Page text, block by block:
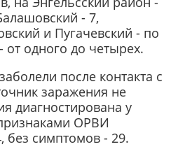
- 7,
и Пугачевский - по
одного до четырех.
после контакта с
заражения не
диагностирована у
ОРВИ
без симптомов - 29.